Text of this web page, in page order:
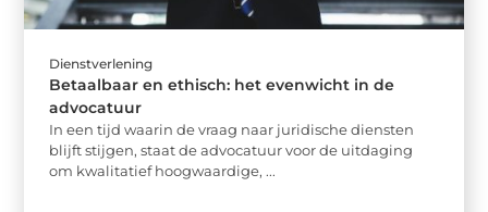
Dienstverlening
Betaalbaar en ethisch: het evenwicht in de
advocatuur
In een tijd waarin de vraag naar juridische diensten
blijft stijgen, staat de advocatuur voor de uitdaging
om kwalitatief hoogwaardige, ...